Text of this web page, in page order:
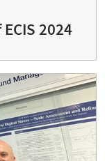
2024